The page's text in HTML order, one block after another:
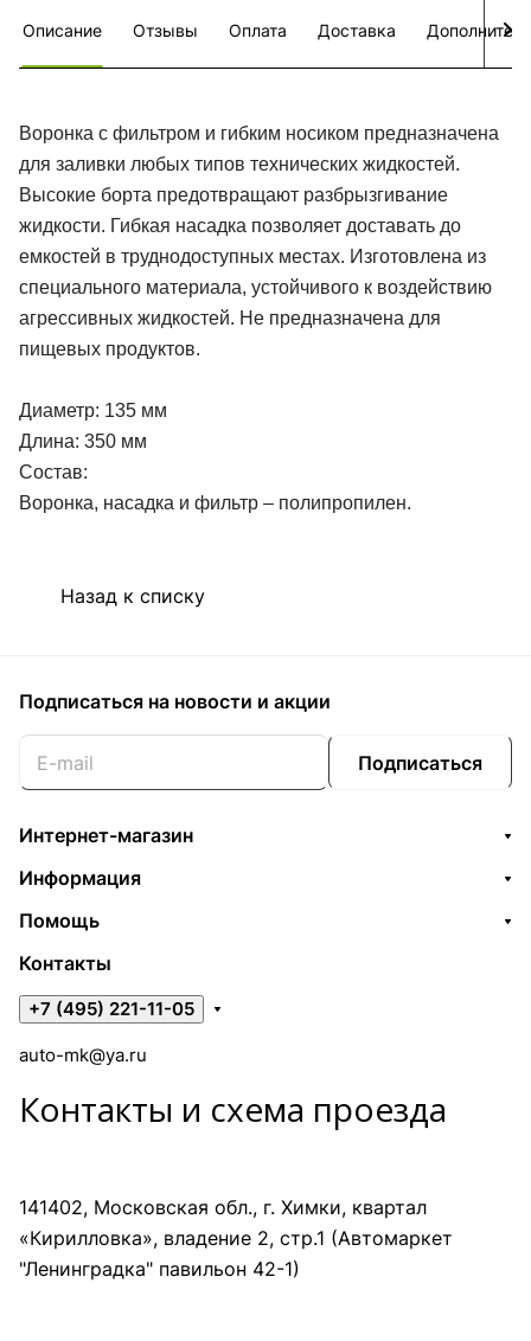
Описание Отзывы Оплата Доставка
Воронка с фильтром и гибким носиком предназначена
для заливки любых типов технических жидкостей.
Высокие борта предотвращают разбрызгивание
жидкости. Гибкая насадка позволяет доставать до
емкостей в труднодоступных местах. Изготовлена из
специального материала, устойчивого к воздействию
агрессивных жидкостей. Не предназначена для
пищевых продуктов.
Диаметр: 135 мм
Длина: 350 мм
Состав:
Воронка, насадка и фильтр – полипропилен.
Назад к списку
Подписаться на новости и акции
Подписаться
Интернет-магазин
Информация
Помощь
Контакты
+7 (495) 221-11-05
auto-mk@ya.ru
Контакты и схема проезда
141402, Московская обл., г. Химки, квартал
«Кирилловка», владение 2, стр.1 (Автомаркет
"Ленинградка" павильон 42-1)